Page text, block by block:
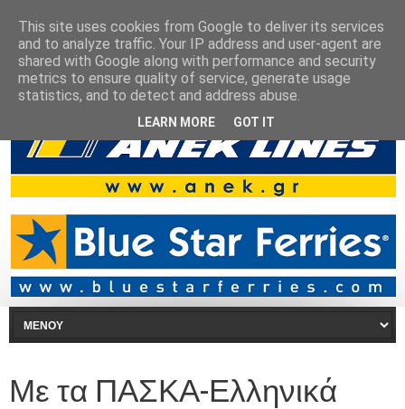
Με τα ΠΑΣΚΑ-Ελληνικά
This site uses cookies from Google to deliver its services
and to analyze traffic. Your IP address and user-agent are
shared with Google along with performance and security
metrics to ensure quality of service, generate usage
statistics, and to detect and address abuse.
LEARN MORE GOT IT